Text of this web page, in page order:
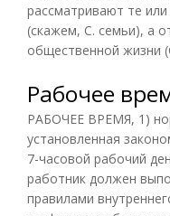
рассматривают те
(скажем, С. семьи), а
общественной жизни
Рабочее
РАБОЧЕЕ ВРЕМЯ, 1)
установленная
7-часовой рабочий
работник должен
правилами